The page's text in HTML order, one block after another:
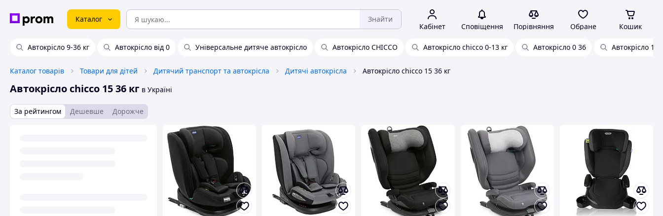
Каталог Знайти
Кабінет Сповіщення Порівняння Обране Кошик
Автокрісло 9-36 кг Автокрісло від 0 Універсальне дитяче автокрісло Автокрісло CHICCO Автокрісло chicco 0-13 кг Автокрісло 0 36 Автокрісло 15-
Каталог товарів Товари для дітей Дитячий транспорт та автокрісла Дитячі автокрісла Автокрісло chicco 15 36 кг
Автокрісло chicco 15 36 кг в Україні
За рейтингом Дешевше Дорожче